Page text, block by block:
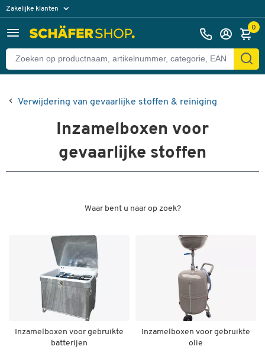
Zakelijke klanten
Particuliere klanten 0
Verwijdering van gevaarlijke stoffen & reiniging
Inzamelboxen voor
gevaarlijke stoffen
Waar bent u naar op zoek?
Inzamelboxen voor gebruikte
batterijen
Inzamelboxen voor gebruikte
olie